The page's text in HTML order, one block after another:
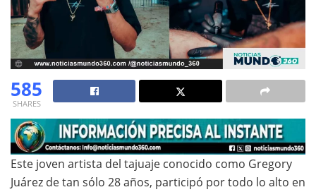
585
SHARES
Este joven artista del tajuaje conocido como Gregory
Juárez de tan sólo 28 años, participó por todo lo alto en